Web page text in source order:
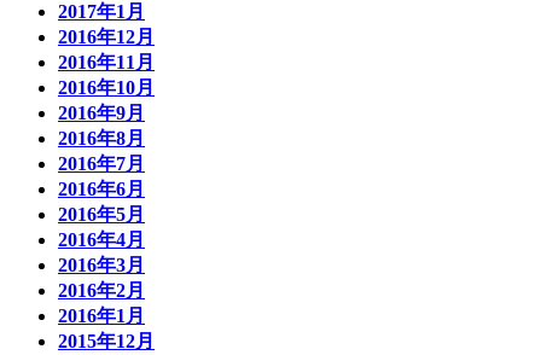
2017年1月
2016年12月
2016年11月
2016年10月
2016年9月
2016年8月
2016年7月
2016年6月
2016年5月
2016年4月
2016年3月
2016年2月
2016年1月
2015年12月